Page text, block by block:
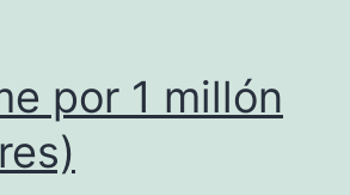
por 1 millón